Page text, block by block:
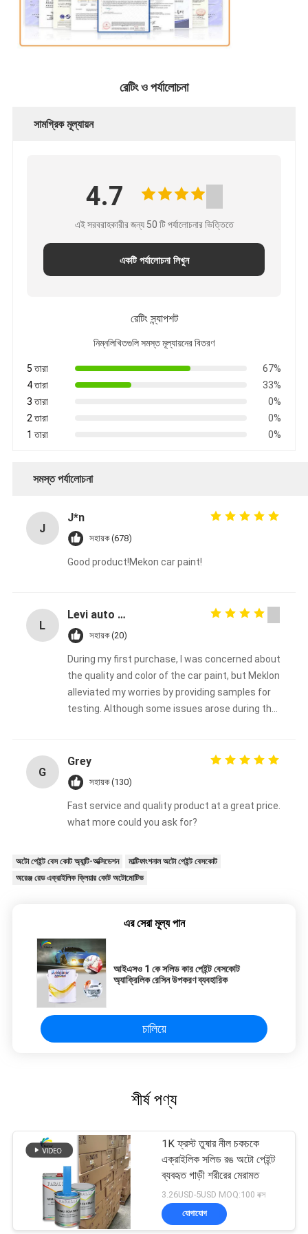
রেটিং ও পর্যালোচনা
সামগ্রিক মূল্যায়ন
4.7
এই সরবরাহকারীর জন্য 50 টি পর্যালোচনার ভিত্তিতে
একটি পর্যালোচনা লিখুন
রেটিং স্ন্যাপশট
নিম্নলিখিতগুলি সমস্ত মূল্যায়নের বিতরণ
5 তারা
67%
4 তারা
33%
3 তারা
0%
2 তারা
0%
1 তারা
0%
সমস্ত পর্যালোচনা
J
J*n
সহায়ক (678)
Good product!Mekon car paint!
L
Levi auto paint
সহায়ক (20)
During my first purchase, I was concerned about
the quality and color of the car paint, but Meklon
alleviated my worries by providing samples for
testing. Although some issues arose during the
will continue to support them in the long term
G
Grey
সহায়ক (130)
Fast service and quality product at a great price.
what more could you ask for?
অটো পেইন্ট বেস কোট অ্যান্টি-অক্সিডেশন
মাল্টিফাংশনাল অটো পেইন্ট বেসকোট
অরেঞ্জ রেড এক্রাইলিক ক্লিয়ার কোট অটোমোটিভ
এর সেরা মূল্য পান
আইএসও 1 কে সলিড কার পেইন্ট বেসকোট
অ্যাক্রিলিক রেসিন উপকরণ ব্যবহারিক
চালিয়ে
শীর্ষ পণ্য
1K ফ্রস্ট তুষার নীল চকচকে
এক্রাইলিক সলিড রঙ অটো পেইন্ট
ব্যবহৃত গাড়ী শরীরের মেরামত
3.26USD-5USD MOQ:100 বক্স
যোগাযোগ